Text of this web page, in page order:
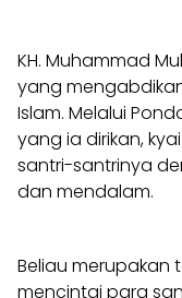
KH. Muhammad
yang
Islam. Melalui
yang ia dirikan,
santri-santrinya
dan mendalam.
Beliau
mencintai para